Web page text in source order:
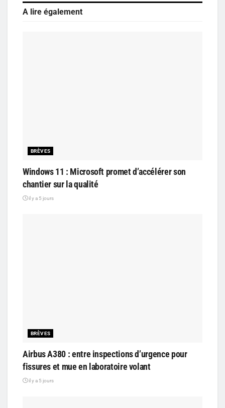
A lire également
BRÈVES
Windows 11 : Microsoft promet d’accélérer son
chantier sur la qualité
il y a 5 jours
BRÈVES
Airbus A380 : entre inspections d’urgence pour
fissures et mue en laboratoire volant
il y a 5 jours